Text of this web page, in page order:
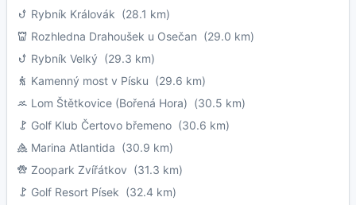
Rybník Královák (28.1 km)
Rozhledna Drahoušek u Osečan (29.0 km)
Rybník Velký (29.3 km)
Kamenný most v Písku (29.6 km)
Lom Štětkovice (Bořená Hora) (30.5 km)
Golf Klub Čertovo břemeno (30.6 km)
Marina Atlantida (30.9 km)
Zoopark Zvířátkov (31.3 km)
Golf Resort Písek (32.4 km)